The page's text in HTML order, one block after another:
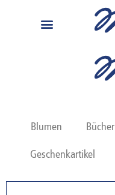
Blumen Bücher
Geschenkartikel